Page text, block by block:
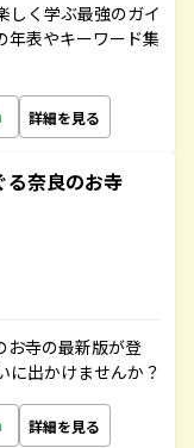
しく学ぶ最強のガイ
年表やキーワード集
詳細を見る
奈良のお寺
お寺の最新版が登
に出かけませんか？
詳細を見る